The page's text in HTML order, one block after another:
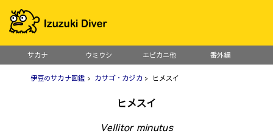
サカナ ウミウシ エビカニ他 番外編
伊豆のサカナ図鑑 > カサゴ・カジカ > ヒメスイ
ヒメスイ
Vellitor minutus